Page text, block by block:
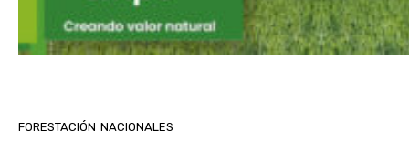
FORESTACIÓN NACIONALES